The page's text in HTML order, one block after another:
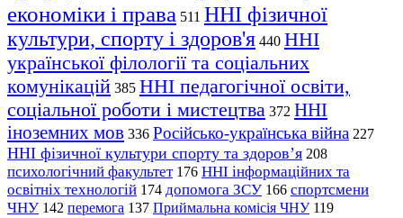
економіки і права 511 ННІ фізичної
культури, спорту і здоров'я 440 ННІ
української філології та соціальних
комунікацій 385 ННІ педагогічної освіти,
соціальної роботи і мистецтва 372 ННІ
іноземних мов 336 Російсько-українська війна 227
ННІ фізичної культури спорту та здоров’я 208
психологічний факультет 176 ННІ інформаційних та
освітніх технологій 174 допомога ЗСУ 166 спортсмени
ЧНУ 142 перемога 137 Приймальна комісія ЧНУ 119